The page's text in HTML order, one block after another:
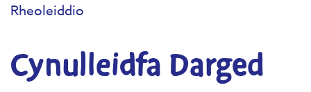
Rheoleiddio
Cynulleidfa Darged